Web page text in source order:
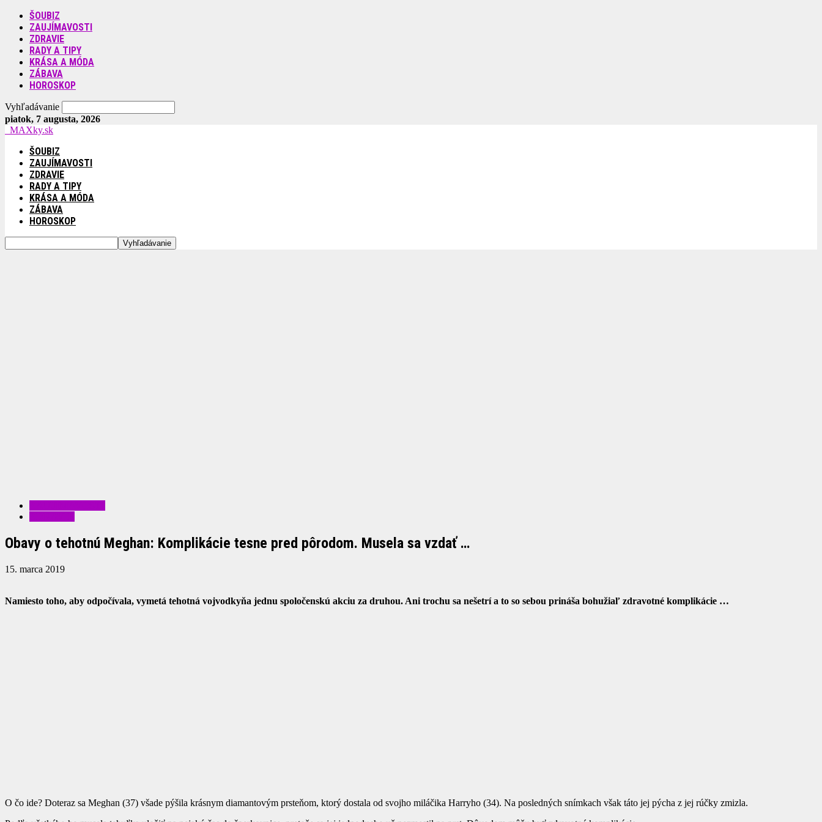
ŠOUBIZ
ZAUJÍMAVOSTI
ZDRAVIE
RADY A TIPY
KRÁSA A MÓDA
ZÁBAVA
HOROSKOP
Vyhľadávanie
piatok, 7 augusta, 2026
MAXky.sk
ŠOUBIZ
ZAUJÍMAVOSTI
ZDRAVIE
RADY A TIPY
KRÁSA A MÓDA
ZÁBAVA
HOROSKOP
Obavy o tehotnú Meghan: Komplikácie tesne pred pôrodom. Musela sa vzdať …
15. marca 2019
Namiesto toho, aby odpočívala, vymetá tehotná vojvodkyňa jednu spoločenskú akciu za druhou. Ani trochu sa nešetrí a to so sebou prináša bohužiaľ zdravotné komplikácie …
O čo ide? Doteraz sa Meghan (37) všade pýšila krásnym diamantovým prsteňom, ktorý dostala od svojho miláčika Harryho (34). Na posledných snímkach však táto jej pýcha z jej rúčky zmizla.